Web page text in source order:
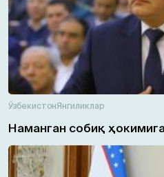
ЎзбекистонЯнгиликлар
Наманган собиқ